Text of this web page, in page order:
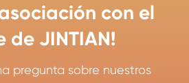
con el
de JINTIAN!
pregunta sobre nuestros